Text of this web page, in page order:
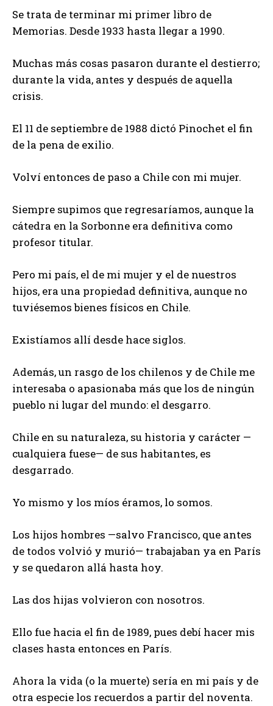
Se trata de terminar mi primer libro de
Memorias. Desde 1933 hasta llegar a 1990.
Muchas más cosas pasaron durante el destierro;
durante la vida, antes y después de aquella
crisis.
El 11 de septiembre de 1988 dictó Pinochet el fin
de la pena de exilio.
Volví entonces de paso a Chile con mi mujer.
Siempre supimos que regresaríamos, aunque la
cátedra en la Sorbonne era definitiva como
profesor titular.
Pero mi país, el de mi mujer y el de nuestros
hijos, era una propiedad definitiva, aunque no
tuviésemos bienes físicos en Chile.
Existíamos allí desde hace siglos.
Además, un rasgo de los chilenos y de Chile me
interesaba o apasionaba más que los de ningún
pueblo ni lugar del mundo: el desgarro.
Chile en su naturaleza, su historia y carácter —
cualquiera fuese— de sus habitantes, es
desgarrado.
Yo mismo y los míos éramos, lo somos.
Los hijos hombres —salvo Francisco, que antes
de todos volvió y murió— trabajaban ya en París
y se quedaron allá hasta hoy.
Las dos hijas volvieron con nosotros.
Ello fue hacia el fin de 1989, pues debí hacer mis
clases hasta entonces en París.
Ahora la vida (o la muerte) sería en mi país y de
otra especie los recuerdos a partir del noventa.